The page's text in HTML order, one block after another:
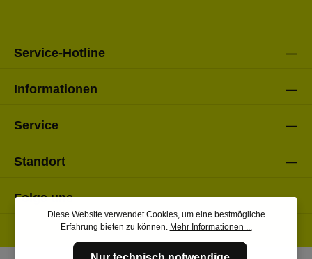
Service-Hotline
Informationen
Service
Standort
Folge uns
Diese Website verwendet Cookies, um eine bestmögliche
Erfahrung bieten zu können. Mehr Informationen ...